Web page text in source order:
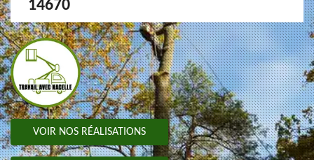
14670
VOIR NOS RÉALISATIONS